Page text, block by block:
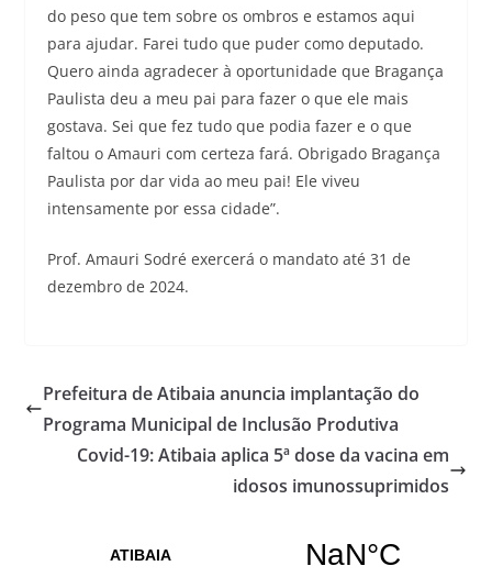
do peso que tem sobre os ombros e estamos aqui
para ajudar. Farei tudo que puder como deputado.
Quero ainda agradecer à oportunidade que Bragança
Paulista deu a meu pai para fazer o que ele mais
gostava. Sei que fez tudo que podia fazer e o que
faltou o Amauri com certeza fará. Obrigado Bragança
Paulista por dar vida ao meu pai! Ele viveu
intensamente por essa cidade”.
Prof. Amauri Sodré exercerá o mandato até 31 de
dezembro de 2024.
Prefeitura de Atibaia anuncia implantação do
Programa Municipal de Inclusão Produtiva
Covid-19: Atibaia aplica 5ª dose da vacina em
idosos imunossuprimidos